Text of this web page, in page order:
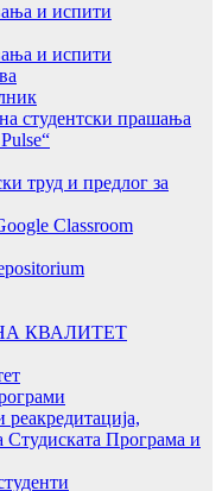
и испити
и испити
студентски прашања
труд и предлог за
Classroom
КВАЛИТЕТ
Програма и